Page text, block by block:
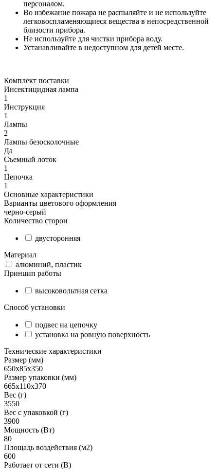
персоналом.
Во избежание пожара не распыляйте и не используйте
легковоспламеняющиеся вещества в непосредственной
близости прибора.
Не используйте для чистки прибора воду.
Устанавливайте в недоступном для детей месте.
Комплект поставки
Инсектицидная лампа
1
Инструкция
1
Лампы
2
Лампы безосколочные
Да
Съемный лоток
1
Цепочка
1
Основные характеристики
Варианты цветового оформления
черно-серый
Количество сторон
двусторонняя
Материал
алюминий, пластик
Принцип работы
высоковольтная сетка
Способ установки
подвес на цепочку
установка на ровную поверхность
Технические характеристики
Размер (мм)
650х85х350
Размер упаковки (мм)
665х110х370
Вес (г)
3550
Вес с упаковкой (г)
3900
Мощность (Вт)
80
Площадь воздействия (м2)
600
Работает от сети (В)